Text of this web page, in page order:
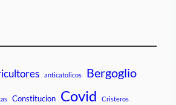
anticatolicos Bergoglio
Constitucion Covid Cristeros